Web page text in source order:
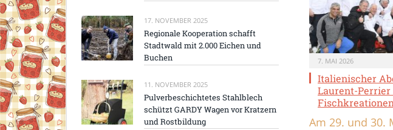
7. MAI 2026
Italienischer
Laurent-Perrier
Fischkreationen
Am 29. und 30.
17. NOVEMBER 2025
Regionale Kooperation schafft
Stadtwald mit 2.000 Eichen und
Buchen
11. NOVEMBER 2025
Pulverbeschichtetes Stahlblech
schützt GARDY Wagen vor Kratzern
und Rostbildung